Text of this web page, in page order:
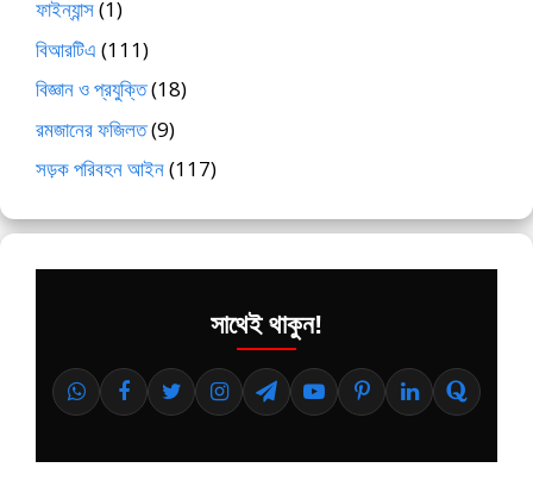
ফাইন্যান্স(1)
বিআরটিএ (111)
বিজ্ঞান ও প্রযুক্তি(18)
রমজানের ফজিলত(9)
সড়ক পরিবহন আইন(117)
সাথেই থাকুন!